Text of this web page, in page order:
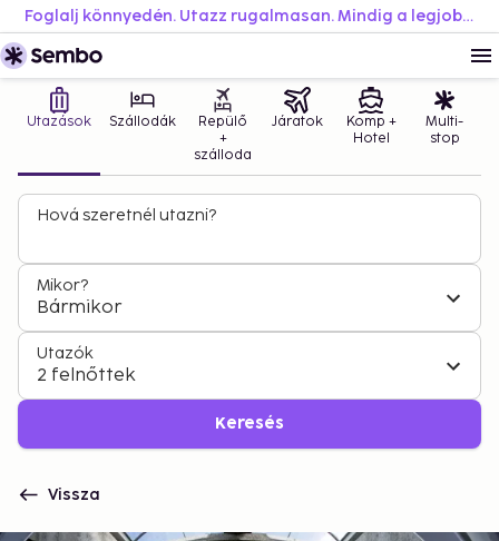
Foglalj könnyedén. Utazz rugalmasan. Mindig a legjobb áron.
Utazások Szállodák
Repülő
+
szálloda
Járatok
Komp +
Hotel
Multi-
stop
Hová szeretnél utazni?
Mikor?
Bármikor
Utazók
2 felnőttek
Keresés
Vissza